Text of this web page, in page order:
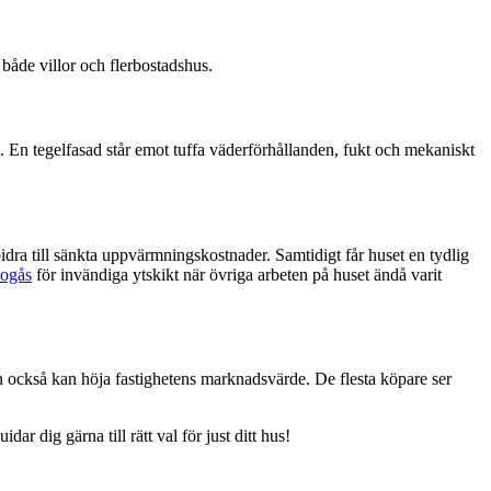
villor och flerbostadshus.
tegelfasad står emot tuffa väderförhållanden, fukt och mekaniskt
till sänkta uppvärmningskostnader. Samtidigt får huset en tydlig
för invändiga ytskikt när övriga arbeten på huset ändå varit
kan höja fastighetens marknadsvärde. De flesta köpare ser
dig gärna till rätt val för just ditt hus!